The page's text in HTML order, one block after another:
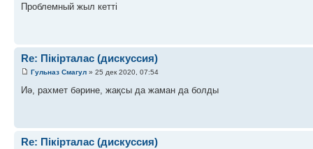
Проблемный жыл кетті
Re: Пікірталас (дискуссия)
Гульназ Смагул » 25 дек 2020, 07:54
Иә, рахмет бәрине, жақсы да жаман да болды
Re: Пікірталас (дискуссия)